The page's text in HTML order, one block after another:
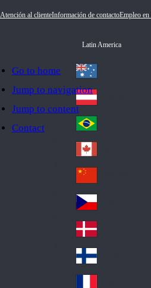
Go to home
Jump to navigation
Jump to content
Contact
Atención al clienteInformación de contactoEmpleo
Latin America
Au
str
ali
a
Au
stri
a
Br
azi
l
Ca
na
da
Ch
ina
Cz
ec
h
De
nm
ark
Fin